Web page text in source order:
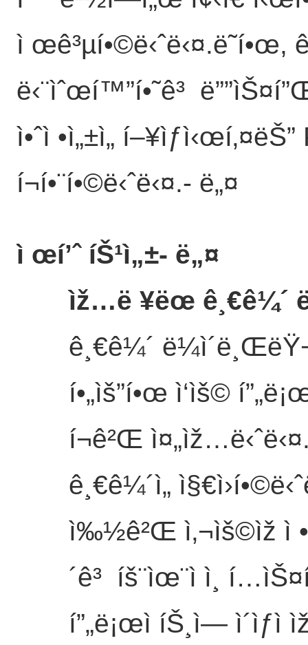
ì œê³µí•©ë‹ˆë‹¤.ë˜í•œ,
ë‹¨ìˆœí™”í•˜ê³
ì•ˆì •ì„±ì„
í¬í•¨í•©ë‹ˆë‹¤.- ë„¤
ì œí’ˆ íŠ¹ì„±- ë„¤
ìž…ë ¥ëœ ê¸€ê¼´
ê¸€ê¼´
í•„ìš”í•œ ì‘ìš©
í¬ê²Œ
ê¸€ê¼´ì„
ì‰½ê²Œ ì‚¬ìš©ìž ì
´ê³ íš¨ìœ¨ì ì¸
í”„ë¡œì íŠ¸ì— ì´ìƒì